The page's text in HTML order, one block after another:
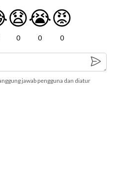
😧
0
😭
0
😡
0
jawab pengguna dan diatur